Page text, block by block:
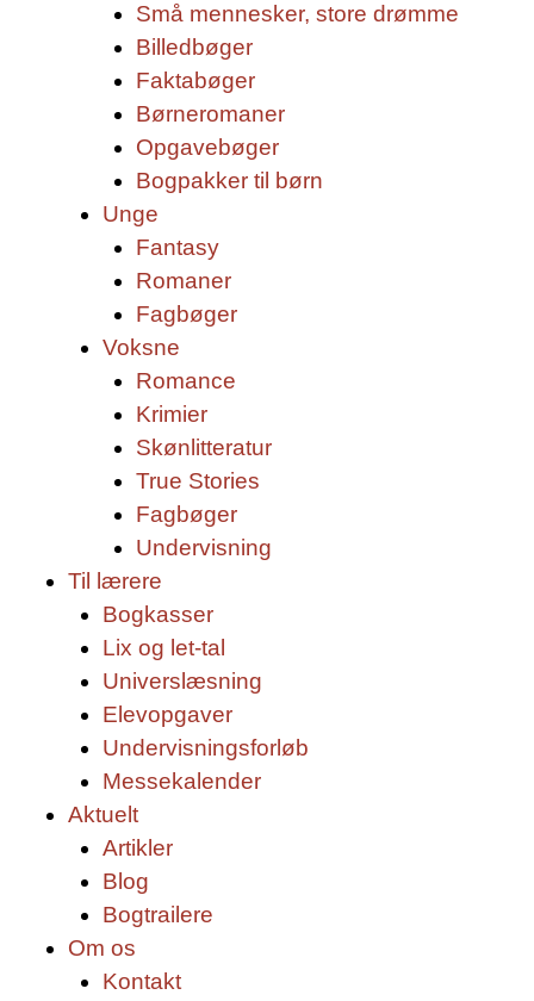
Små mennesker, store drømme
Billedbøger
Faktabøger
Børneromaner
Opgavebøger
Bogpakker til børn
Unge
Fantasy
Romaner
Fagbøger
Voksne
Romance
Krimier
Skønlitteratur
True Stories
Fagbøger
Undervisning
Til lærere
Bogkasser
Lix og let-tal
Universlæsning
Elevopgaver
Undervisningsforløb
Messekalender
Aktuelt
Artikler
Blog
Bogtrailere
Om os
Kontakt